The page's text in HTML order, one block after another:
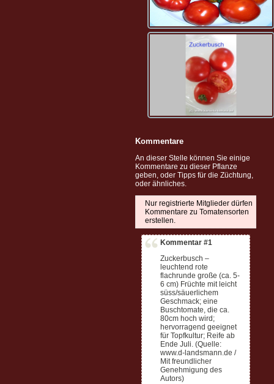
Kommentare
An dieser Stelle können Sie einige
Kommentare zu dieser Pflanze
geben, oder Tipps für die Züchtung,
oder ähnliches.
Nur registrierte Mitglieder dürfen
Kommentare zu Tomatensorten
erstellen.
Kommentar #1
Zuckerbusch –
leuchtend rote
flachrunde große (ca. 5-
6 cm) Früchte mit leicht
süss/säuerlichem
Geschmack; eine
Buschtomate, die ca.
80cm hoch wird;
hervorragend geeignet
für Topfkultur; Reife ab
Ende Juli. (Quelle:
www.d-landsmann.de /
Mit freundlicher
Genehmigung des
Autors)